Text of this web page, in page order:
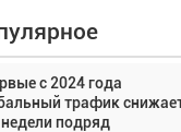
с 2024 года
трафик
подряд
с высоты: тандем
и БПЛА в
операциях